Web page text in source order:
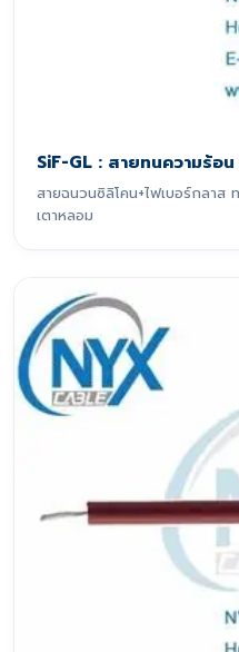
SiF-GL : สายทนความร้อ
สายฉนวนซิลิโคน+ไฟเบอร์กลาส
เตาหลอม